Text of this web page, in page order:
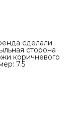
сделали
сторона
коричневого
7.5